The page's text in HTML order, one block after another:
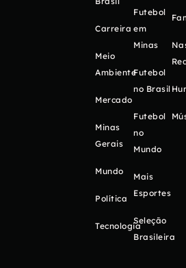
Carreira
Meio
Ambiente
Mercado
Minas
Gerais
Mundo
Política
Tecnologia
Futebol
em
Minas
Futebol
no Brasil
Futebol
no
Mundo
Mais
Esportes
Seleção
Brasileira